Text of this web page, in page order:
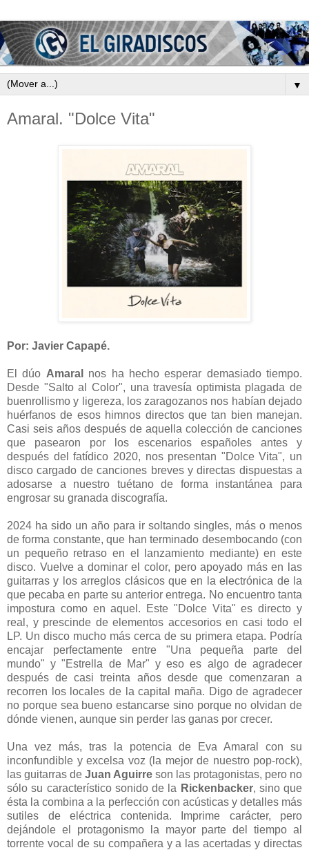
▼
Amaral. "Dolce Vita"
Por: Javier Capapé.
El dúo Amaral
nos ha hecho esperar demasiado tiempo.
Desde "Salto al Color", una travesía optimista plagada de
buenrollismo y ligereza, los zaragozanos nos habían dejado
huérfanos de esos himnos directos que tan bien manejan.
Casi seis años después de aquella colección de canciones
que pasearon por los escenarios españoles antes y
después del fatídico 2020, nos presentan "Dolce Vita", un
disco cargado de canciones breves y directas dispuestas a
adosarse a nuestro tuétano de forma instantánea para
engrosar su granada discografía.
2024 ha sido un año para ir soltando singles, más o menos
de forma constante, que han terminado desembocando (con
un pequeño retraso en el lanzamiento mediante) en este
disco. Vuelve a dominar el color, pero apoyado más en las
guitarras y los arreglos clásicos que en la electrónica de la
que pecaba en parte su anterior entrega. No encuentro tanta
impostura como en aquel. Este "Dolce Vita" es directo y
real, y prescinde de elementos accesorios en casi todo el
LP. Un disco mucho más cerca de su primera etapa. Podría
encajar perfectamente entre "Una pequeña parte del
mundo" y "Estrella de Mar" y eso es algo de agradecer
después de casi treinta años desde que comenzaran a
recorren los locales de la capital maña. Digo de agradecer
no porque sea bueno estancarse sino porque no olvidan de
dónde vienen, aunque sin perder las ganas por crecer.
Una vez más, tras la potencia de Eva Amaral con su
inconfundible y excelsa voz (la mejor de nuestro pop-rock),
las guitarras de Juan Aguirre son las protagonistas, pero no
sólo su característico sonido de la Rickenbacker, sino que
ésta la combina a la perfección con acústicas y detalles más
sutiles de eléctrica contenida. Imprime carácter, pero
dejándole el protagonismo la mayor parte del tiempo al
torrente vocal de su compañera y a las acertadas y directas